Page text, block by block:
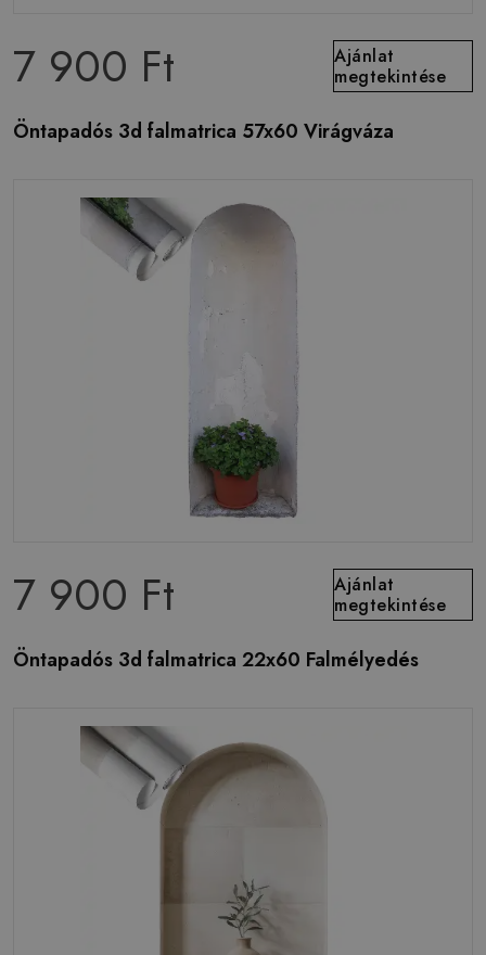
7 900 Ft
Ajánlat
megtekintése
Öntapadós 3d falmatrica 57x60 Virágváza
7 900 Ft
Ajánlat
megtekintése
Öntapadós 3d falmatrica 22x60 Falmélyedés